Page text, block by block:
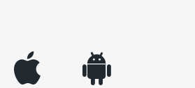
appleinc android